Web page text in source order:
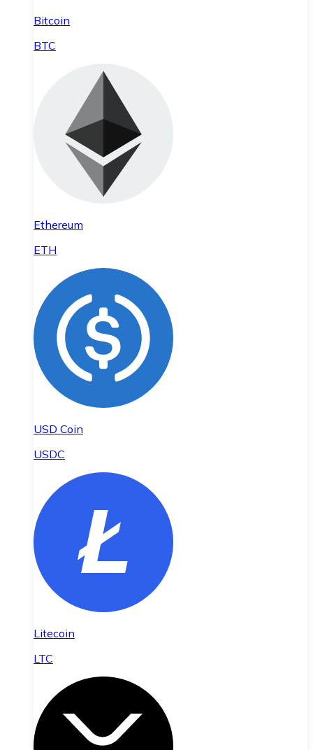
Bitcoin
BTC
Ethereum
ETH
USD Coin
USDC
Litecoin
LTC